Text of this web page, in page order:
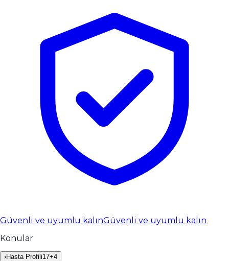
Güvenli ve uyumlu kalınGüvenli ve uyumlu kalın
Konular
›Hasta Profili17+4